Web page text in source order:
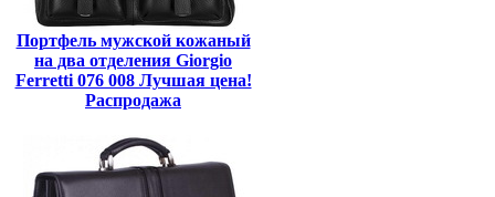
Портфель мужской кожаный
на два отделения Giorgio
Ferretti 076 008 Лучшая цена!
Распродажа